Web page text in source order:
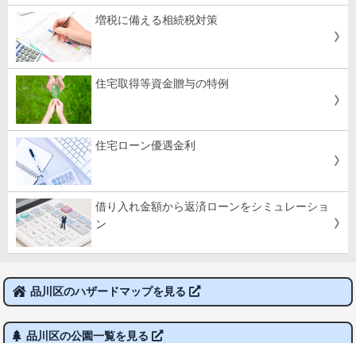
増税に備える相続税対策
住宅取得等資金贈与の特例
住宅ローン優遇金利
借り入れ金額から返済ローンをシミュレーショ
ン
品川区のハザードマップを見る
品川区の公園一覧を見る